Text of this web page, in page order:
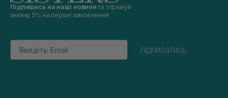
Підпишись на наші новини та отримуй
знижку 5% на перше замовлення
Email
підписатись